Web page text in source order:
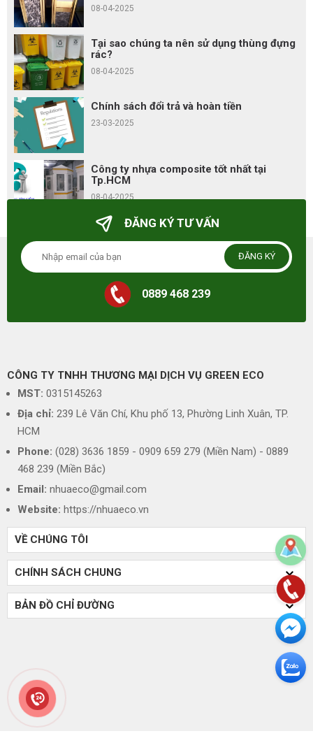
08-04-2025
Tại sao chúng ta nên sử dụng thùng đựng
rác?
08-04-2025
Chính sách đổi trả và hoàn tiền
23-03-2025
Công ty nhựa composite tốt nhất tại
Tp.HCM
08-04-2025
ĐĂNG KÝ TƯ VẤN
ĐĂNG KÝ
0889 468 239
CÔNG TY TNHH THƯƠNG MẠI DỊCH VỤ GREEN ECO
MST: 0315145263
Địa chỉ: 239 Lê Văn Chí, Khu phố 13, Phường Linh Xuân, TP.
HCM
Phone: (028) 3636 1859 - 0909 659 279 (Miền Nam) - 0889
468 239 (Miền Bắc)
Email: nhuaeco@gmail.com
Website: https://nhuaeco.vn
VỀ CHÚNG TÔI
CHÍNH SÁCH CHUNG
BẢN ĐỒ CHỈ ĐƯỜNG